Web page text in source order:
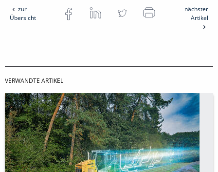
zur
Übersicht
nächster
Artikel
VERWANDTE ARTIKEL